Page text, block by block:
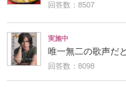
回答数：8507
実施中
唯一無二の歌声だ
回答数：8098